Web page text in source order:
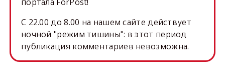
C 22.00 до 8.00 на нашем сайте действует
ночной "режим тишины": в этот период
публикация комментариев невозможна.